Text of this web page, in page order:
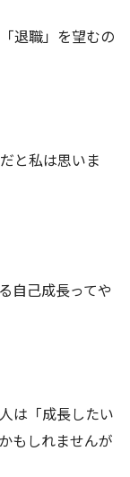
退職」を望むの
と私は思いま
自己成長ってや
は「成長したい
もしれませんが